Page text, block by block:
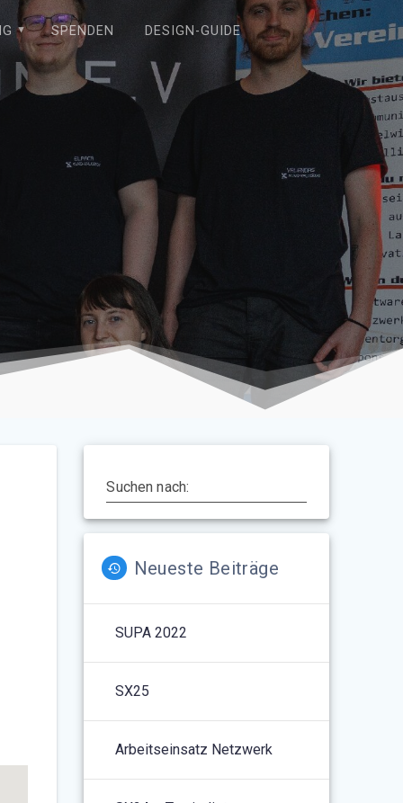
SPENDEN DESIGN-GUIDE
Outlook Live
Suchen nach:
Neueste Beiträge
SUPA 2022
SX25
Arbeitseinsatz Netzwerk